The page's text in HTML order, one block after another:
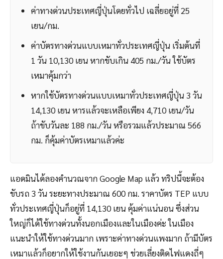
ค่าทางด่วนประเทศญี่ปุ่นโดยทั่วไป เฉลี่ยอยู่ที่ 25
เยน/กม.
ค่าบัตรทางด่วนแบบเหมาทั่วประเทศญี่ปุ่น เริ่มต้นที่
1 วัน 10,130 เยน หากขับเกิน 405 กม./วัน ใช้บัตร
เหมาคุ้มกว่า
หากใช้บัตรทางด่วนแบบเหมาทั่วประเทศญี่ปุ่น 3 วัน
14,130 เยน หารแล้วจะเหลือเพียง 4,710 เยน/วัน
ถ้าขับวันละ 188 กม./วัน หรือรวมแล้วประมาณ 566
กม. ก็คุ้มค่าบัตรเหมาแล้วค่ะ
แอดมินได้ลองคำนวณจาก Google Map แล้ว ทริปนี้จะต้อง
ขับรถ 3 วัน ระยะทางประมาณ 600 กม. ราคาบัตร TEP แบบ
ทั่วประเทศญี่ปุ่นก็อยู่ที่ 14,130 เยน คุ้มค่าแน่นอน ซึ่งส่วน
ใหญ่ก็ได้ใช้ทางด่วนทั้งนอกเมืองและในเมืองค่ะ ในเมือง
แนะนำให้ใช้ทางด่วนมาก เพราะค่าทางด่วนแพงมาก ถ้ามีบัตร
เหมาแล้วก็อยากให้ใช้งานกันเยอะๆ ช่วยเลี่ยงติดไฟแดงถี่ๆ